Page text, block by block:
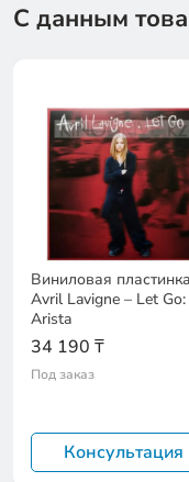
С данным
Виниловая пластинка
Avril Lavigne – Let Go:
Arista
34 190 ₸
Под заказ
Консультация